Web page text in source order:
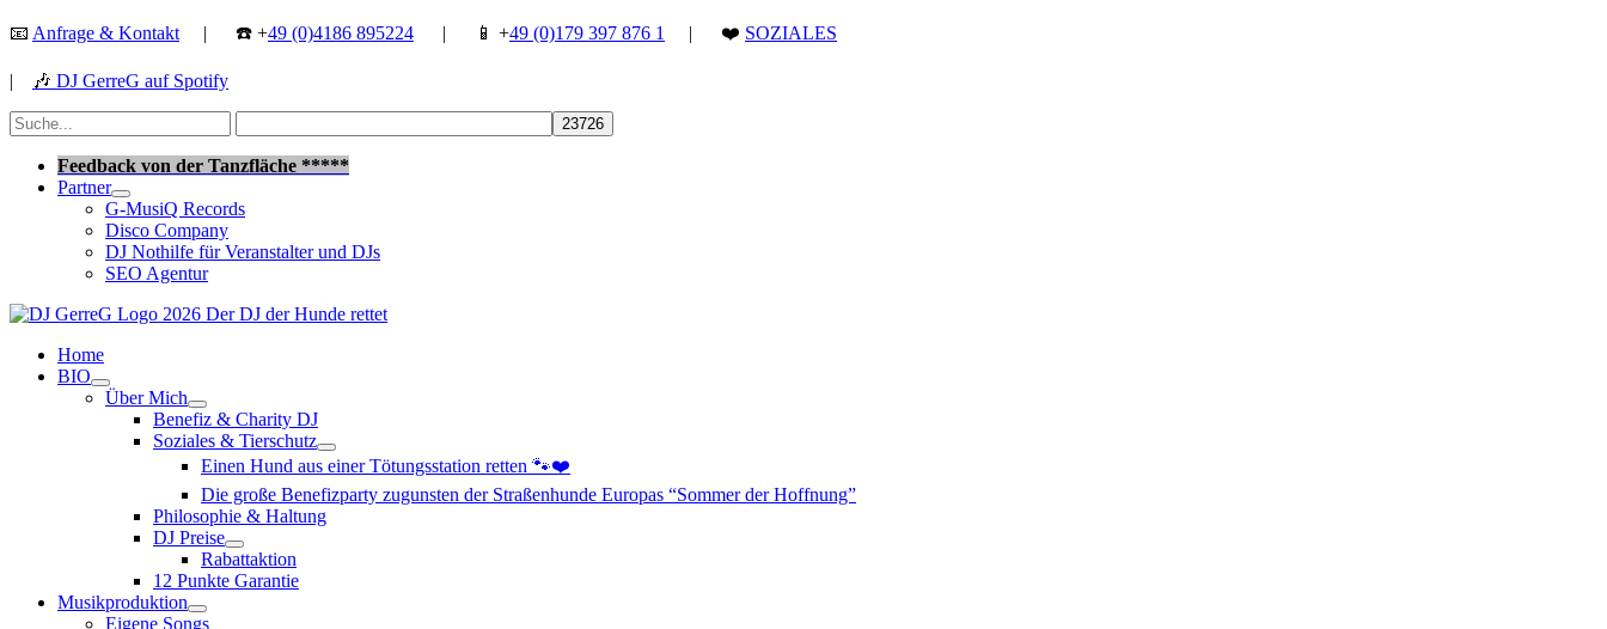
Zum
springen
📧 Anfrage & Kontakt | ☎️ +49 (0)4186 895224 | 📱 +49 (0)179 397 876 1 | ❤️ SOZIALES
| 🎶 DJ GerreG auf Spotify
Suchen
nach:
Feedback von der Tanzfläche *****
Partner
G-MusiQ Records
Disco Company
DJ Nothilfe für Veranstalter und DJs
SEO Agentur
Home
BIO
Über Mich
Benefiz & Charity DJ
Soziales & Tierschutz
Einen Hund aus einer Tötungsstation retten 🐾❤️
Die große Benefizparty zugunsten der Straßenhunde Europas “Sommer der Hoffnung”
Philosophie & Haltung
DJ Preise
Rabattaktion
12 Punkte Garantie
Musikproduktion
Eigene Songs